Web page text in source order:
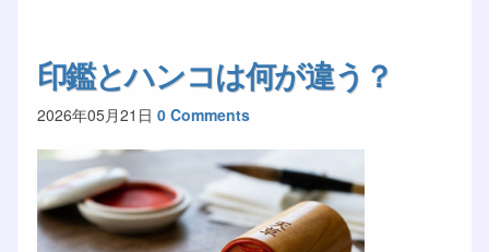
印鑑とハンコは何が違う？
2026年05月21日 0 Comments